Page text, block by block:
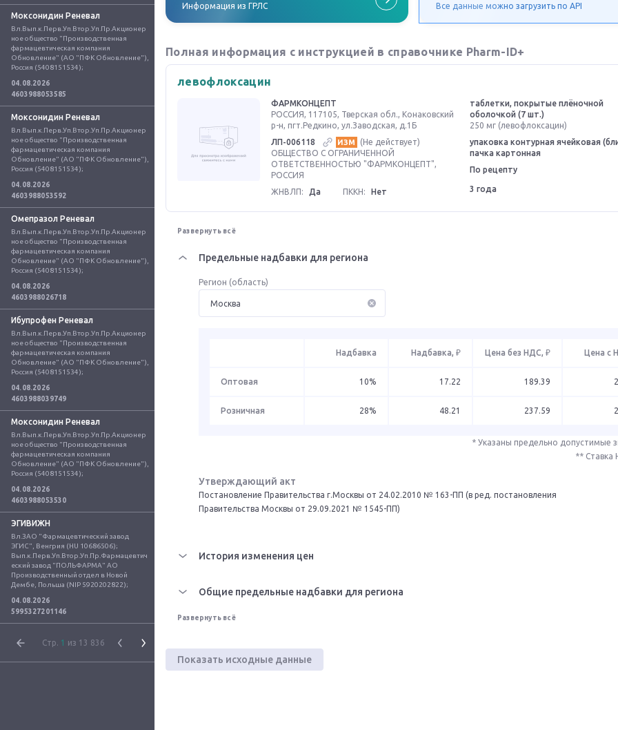
Моксонидин Реневал
Вл.Вып.к.Перв.Уп.Втор.Уп.Пр.Акционер
ное общество "Производственная
фармацевтическая компания
Обновление" (АО "ПФК Обновление"),
Россия (5408151534);
04.08.2026
4603988053585
Моксонидин Реневал
Вл.Вып.к.Перв.Уп.Втор.Уп.Пр.Акционер
ное общество "Производственная
фармацевтическая компания
Обновление" (АО "ПФК Обновление"),
Россия (5408151534);
04.08.2026
4603988053592
Омепразол Реневал
Вл.Вып.к.Перв.Уп.Втор.Уп.Пр.Акционер
ное общество "Производственная
фармацевтическая компания
Обновление" (АО "ПФК Обновление"),
Россия (5408151534);
04.08.2026
4603988026718
Ибупрофен Реневал
Вл.Вып.к.Перв.Уп.Втор.Уп.Пр.Акционер
ное общество "Производственная
фармацевтическая компания
Обновление" (АО "ПФК Обновление"),
Россия (5408151534);
04.08.2026
4603988039749
Моксонидин Реневал
Вл.Вып.к.Перв.Уп.Втор.Уп.Пр.Акционер
ное общество "Производственная
фармацевтическая компания
Обновление" (АО "ПФК Обновление"),
Россия (5408151534);
04.08.2026
4603988053530
ЭГИВИЖН
Вл.ЗАО "Фармацевтический завод
ЭГИС", Венгрия (HU 10686506);
Вып.к.Перв.Уп.Втор.Уп.Пр.Фармацевтич
еский завод "ПОЛЬФАРМА" АО
Производственный отдел в Новой
Дембе, Польша (NIP 5920202822);
04.08.2026
5995327201146
Стр. 1 из 13 836
Информация из ГРЛС Все данные можно загрузить по API
Полная информация с инструкцией в справочнике Pharm-ID+
левофлоксацин
ФАРМКОНЦЕПТ
РОССИЯ, 117105, Тверская обл., Конаковский
р-н, пгт.Редкино, ул.Заводская, д.1Б
ЛП-006118
ИЗМ
(Не действует)
ОБЩЕСТВО С ОГРАНИЧЕННОЙ
ОТВЕТСТВЕННОСТЬЮ "ФАРМКОНЦЕПТ",
РОССИЯ
ЖНВЛП:
Да ПККН: Нет
таблетки, покрытые плёночной
оболочкой (7 шт.)
250 мг (левофлоксацин)
упаковка контурная ячейковая
пачка картонная
По рецепту
3 года
Развернуть всё
Предельные надбавки для региона
Регион (область)
Надбавка Надбавка, ₽ Цена без НДС, ₽ Цена с
Оптовая 10% 17.22 189.39
Розничная 28% 48.21 237.59
* Указаны предельно допустимые
** Ставка
Утверждающий акт
Постановление Правительства г.Москвы от 24.02.2010 № 163-ПП (в ред. постановления
Правительства Москвы от 29.09.2021 № 1545-ПП)
История изменения цен
Общие предельные надбавки для региона
Развернуть всё
Показать исходные данные